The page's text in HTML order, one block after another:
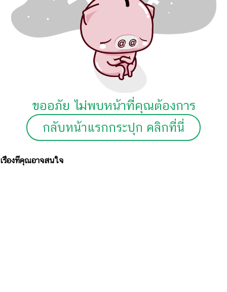
ขออภัย ไม่พบหน้าที่คุณต้องการ
กลับหน้าแรกกระปุก คลิกที่นี่
เรื่องที่คุณอาจสนใจ